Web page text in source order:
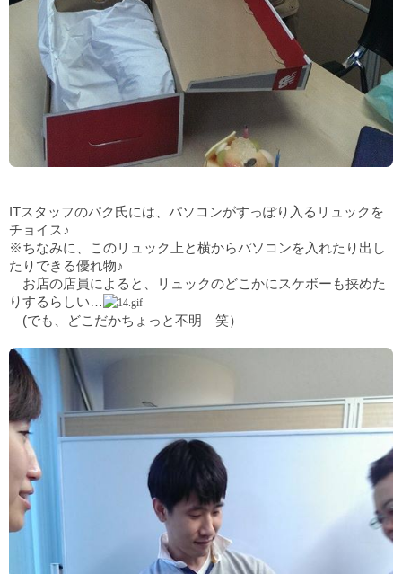
ITスタッフのパク氏には、パソコンがすっぽり入るリュックを
チョイス♪
※ちなみに、このリュック上と横からパソコンを入れたり出し
たりできる優れ物♪
お店の店員によると、リュックのどこかにスケボーも挟めた
りするらしい…
(でも、どこだかちょっと不明 笑）